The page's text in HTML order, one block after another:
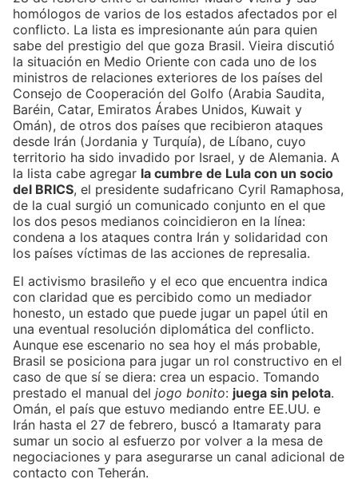
homólogos de varios de los estados afectados por el
conflicto. La lista es impresionante aún para quien
sabe del prestigio del que goza Brasil. Vieira discutió
la situación en Medio Oriente con cada uno de los
ministros de relaciones exteriores de los países del
Consejo de Cooperación del Golfo (Arabia Saudita,
Baréin, Catar, Emiratos Árabes Unidos, Kuwait y
Omán), de otros dos países que recibieron ataques
desde Irán (Jordania y Turquía), de Líbano, cuyo
territorio ha sido invadido por Israel, y de Alemania. A
la lista cabe agregar la cumbre de Lula con un socio
del BRICS, el presidente sudafricano Cyril Ramaphosa,
de la cual surgió un comunicado conjunto en el que
los dos pesos medianos coincidieron en la línea:
condena a los ataques contra Irán y solidaridad con
los países víctimas de las acciones de represalia.
El activismo brasileño y el eco que encuentra indica
con claridad que es percibido como un mediador
honesto, un estado que puede jugar un papel útil en
una eventual resolución diplomática del conflicto.
Aunque ese escenario no sea hoy el más probable,
Brasil se posiciona para jugar un rol constructivo en el
caso de que sí se diera: crea un espacio. Tomando
prestado el manual del jogo bonito: juega sin pelota.
Omán, el país que estuvo mediando entre EE.UU. e
Irán hasta el 27 de febrero, buscó a Itamaraty para
sumar un socio al esfuerzo por volver a la mesa de
negociaciones y para asegurarse un canal adicional de
contacto con Teherán.